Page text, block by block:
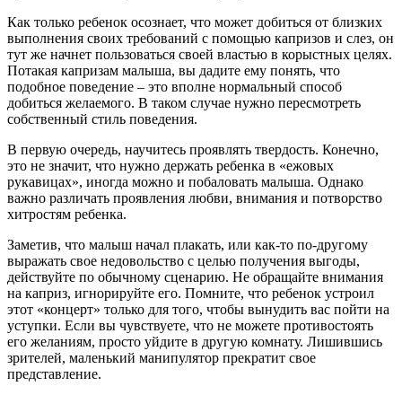
Как только ребенок осознает, что может добиться от близких
выполнения своих требований с помощью капризов и слез, он
тут же начнет пользоваться своей властью в корыстных целях.
Потакая капризам малыша, вы дадите ему понять, что
подобное поведение – это вполне нормальный способ
добиться желаемого. В таком случае нужно пересмотреть
собственный стиль поведения.
В первую очередь, научитесь проявлять твердость. Конечно,
это не значит, что нужно держать ребенка в «ежовых
рукавицах», иногда можно и побаловать малыша. Однако
важно различать проявления любви, внимания и потворство
хитростям ребенка.
Заметив, что малыш начал плакать, или как-то по-другому
выражать свое недовольство с целью получения выгоды,
действуйте по обычному сценарию. Не обращайте внимания
на каприз, игнорируйте его. Помните, что ребенок устроил
этот «концерт» только для того, чтобы вынудить вас пойти на
уступки. Если вы чувствуете, что не можете противостоять
его желаниям, просто уйдите в другую комнату. Лишившись
зрителей, маленький манипулятор прекратит свое
представление.